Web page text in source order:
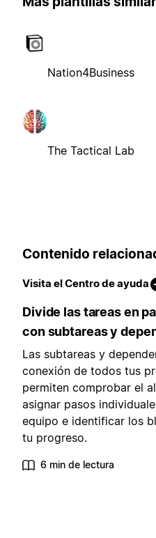
Nation4Business
The Tactical Lab
Contenido
Visita el Centro de ayuda
Divide las tareas en
con subtareas y
Las subtareas y
conexión de todos tus
permiten comprobar el
asignar pasos
equipo e identificar los
tu progreso.
6 min de lectura